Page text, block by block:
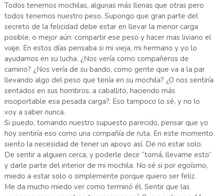
Todos tenemos mochilas, algunas más llenas que otras pero
todos tenemos nuestro peso. Supongo que gran parte del
secreto de la felicidad debe estar en llevar la menor carga
posible, o mejor aún: compartir ese peso y hacer mas liviano el
viaje. En estos días pensaba si mi vieja, mi hermano y yo lo
ayudamos en su lucha. ¿Nos vería como compañeros de
camino? ¿Nos vería de su bando, como gente que va a la par
llevando algo del peso que tenía en su mochila? ¿O nos sentiría
sentados en sus hombros, a caballito, haciendo más
insoportable esa pesada carga?. Eso tampoco lo sé, y no lo
voy a saber nunca.
Si puedo, tomando nuestro supuesto parecido, pensar que yo
hoy sentiría eso como una compañía de ruta. En este momento
siento la necesidad de tener un apoyo así. De no estar solo.
De sentir a alguien cerca, y poderle decir “tomá, llevame esto”
y darle parte del interior de mi mochila. No sé si por egoísmo,
miedo a estar solo o simplemente porque quiero ser feliz.
Me da mucho miedo ver como terminó él. Sentir que las